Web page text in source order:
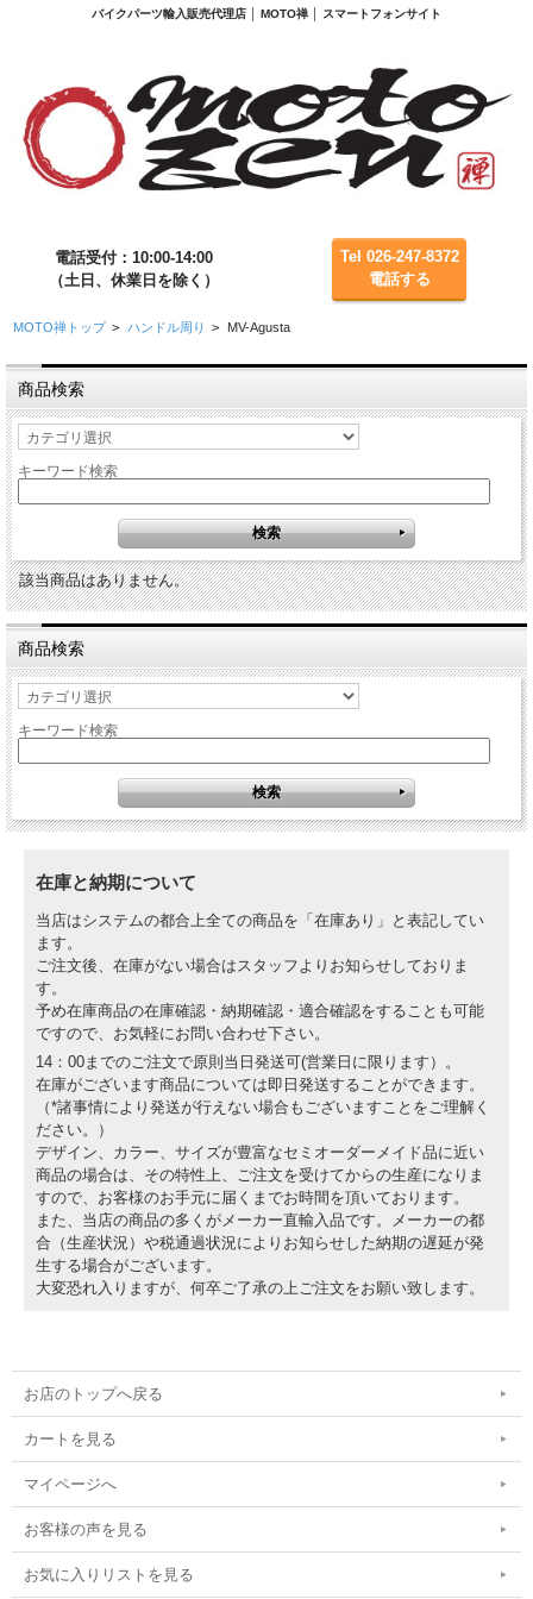
バイクパーツ輸入販売代理店 │ MOTO禅 │ スマートフォンサイト
電話受付：10:00-14:00
（土日、休業日を除く）
Tel 026-247-8372
電話する
MOTO禅トップ > ハンドル周り > MV-Agusta
商品検索
キーワード検索
該当商品はありません。
商品検索
キーワード検索
在庫と納期について
当店はシステムの都合上全ての商品を「在庫あり」と表記してい
ます。
ご注文後、在庫がない場合はスタッフよりお知らせしておりま
す。
予め在庫商品の在庫確認・納期確認・適合確認をすることも可能
ですので、お気軽にお問い合わせ下さい。
14：00までのご注文で原則当日発送可(営業日に限ります）。
在庫がございます商品については即日発送することができます。
（*諸事情により発送が行えない場合もございますことをご理解く
ださい。）
デザイン、カラー、サイズが豊富なセミオーダーメイド品に近い
商品の場合は、その特性上、ご注文を受けてからの生産になりま
すので、お客様のお手元に届くまでお時間を頂いております。
また、当店の商品の多くがメーカー直輸入品です。メーカーの都
合（生産状況）や税通過状況によりお知らせした納期の遅延が発
生する場合がございます。
大変恐れ入りますが、何卒ご了承の上ご注文をお願い致します。
お店のトップへ戻る
カートを見る
マイページへ
お客様の声を見る
お気に入りリストを見る